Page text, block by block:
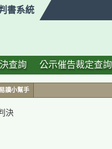
書系統
查詢 公示催告裁定查詢
讀小幫手
決